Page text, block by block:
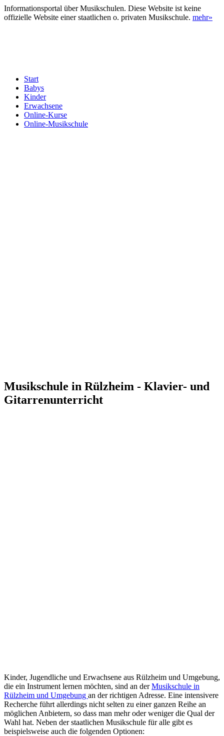
Informationsportal über Musikschulen. Diese Website ist keine
offizielle Website einer staatlichen o. privaten Musikschule. mehr»
Start
Babys
Kinder
Erwachsene
Online-Kurse
Online-Musikschule
Musikschule in Rülzheim - Klavier- und
Gitarrenunterricht
Kinder, Jugendliche und Erwachsene aus Rülzheim und Umgebung,
die ein Instrument lernen möchten, sind an derMusikschule in
Rülzheim und Umgebung an der richtigen Adresse. Eine intensivere
Recherche führt allerdings nicht selten zu einer ganzen Reihe an
möglichen Anbietern, so dass man mehr oder weniger die Qual der
Wahl hat. Neben der staatlichen Musikschule für alle gibt es
beispielsweise auch die folgenden Optionen: